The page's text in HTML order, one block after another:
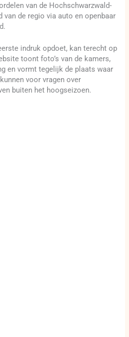
van de Hochschwarzwald-
van de regio via auto en openbaar
indruk opdoet, kan terecht op
toont foto’s van de kamers,
en vormt tegelijk de plaats waar
voor vragen over
buiten het hoogseizoen.